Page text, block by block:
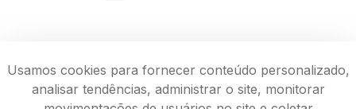
Usamos cookies para fornecer conteúdo personalizado,
analisar tendências, administrar o site, monitorar